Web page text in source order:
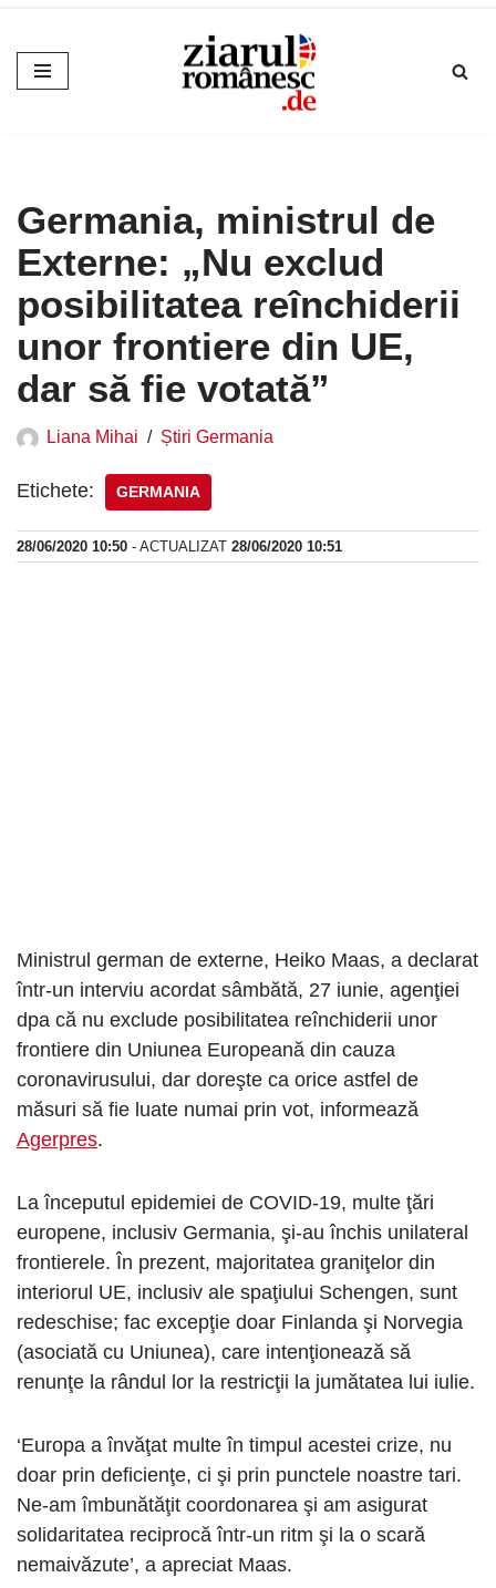
Sari
la
Germania, ministrul de
Externe: „Nu exclud
posibilitatea reînchiderii
unor frontiere din UE,
dar să fie votată”
Liana Mihai Știri Germania
Etichete: GERMANIA
28/06/2020 10:50 - ACTUALIZAT 28/06/2020 10:51
Ministrul german de externe, Heiko Maas, a declarat
într-un interviu acordat sâmbătă, 27 iunie, agenţiei
dpa că nu exclude posibilitatea reînchiderii unor
frontiere din Uniunea Europeană din cauza
coronavirusului, dar doreşte ca orice astfel de
măsuri să fie luate numai prin vot, informează
Agerpres.
La începutul epidemiei de COVID-19, multe ţări
europene, inclusiv Germania, şi-au închis unilateral
frontierele. În prezent, majoritatea graniţelor din
interiorul UE, inclusiv ale spaţiului Schengen, sunt
redeschise; fac excepţie doar Finlanda şi Norvegia
(asociată cu Uniunea), care intenţionează să
renunţe la rândul lor la restricţii la jumătatea lui iulie.
‘Europa a învăţat multe în timpul acestei crize, nu
doar prin deficienţe, ci şi prin punctele noastre tari.
Ne-am îmbunătăţit coordonarea şi am asigurat
solidaritatea reciprocă într-un ritm şi la o scară
nemaivăzute’, a apreciat Maas.